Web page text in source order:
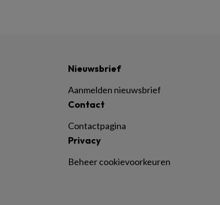
Nieuwsbrief
Aanmelden nieuwsbrief
Contact
Contactpagina
Privacy
Beheer cookievoorkeuren